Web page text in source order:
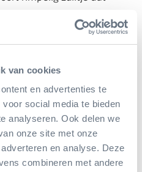
van cookies
en advertenties te
social media te bieden
analyseren. Ook delen we
onze site met onze
en analyse. Deze
combineren met andere
de kelkblaadjes niet
wat dunne, puntige
is het pakketje
die duidelijk ver naar
onopvallend